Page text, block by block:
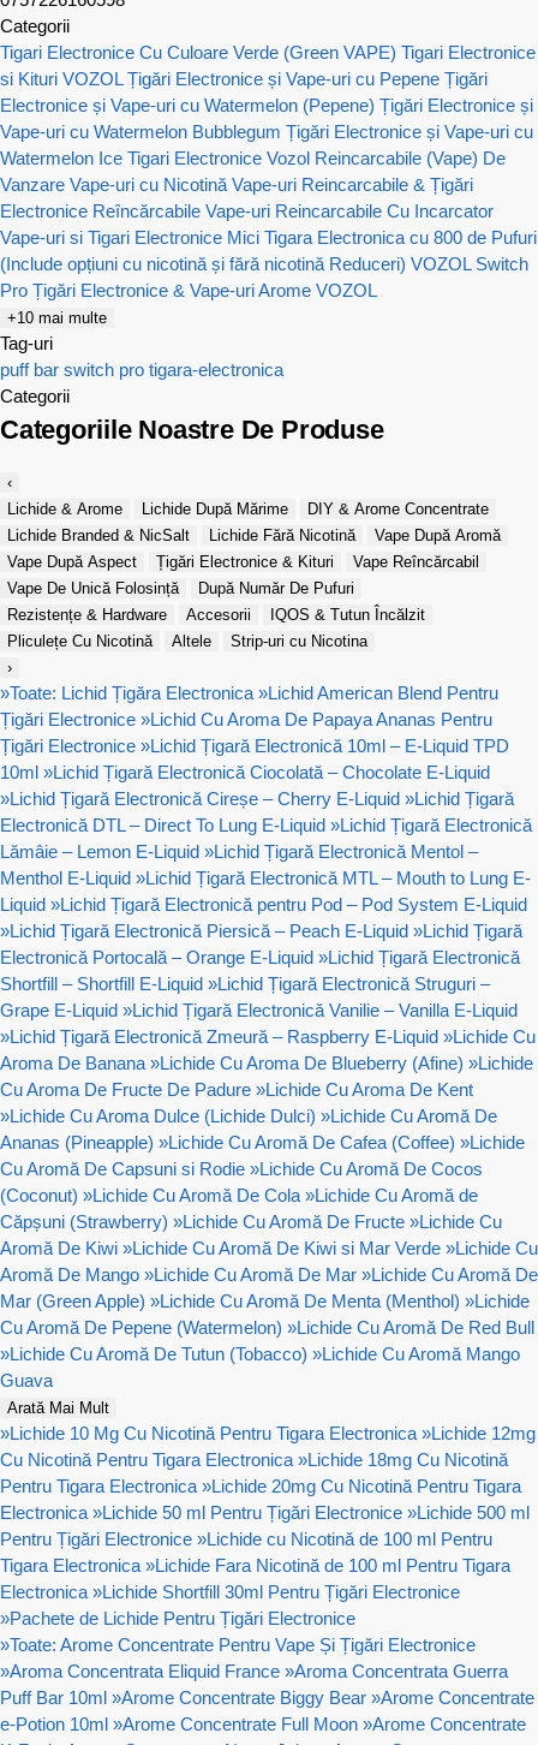
Categorii
Tigari Electronice Cu Culoare Verde (Green VAPE) Tigari Electronice
si Kituri VOZOL Țigări Electronice și Vape-uri cu Pepene Țigări
Electronice și Vape-uri cu Watermelon (Pepene) Țigări Electronice și
Vape-uri cu Watermelon Bubblegum Țigări Electronice și Vape-uri cu
Watermelon Ice Tigari Electronice Vozol Reincarcabile (Vape) De
Vanzare Vape-uri cu Nicotină Vape-uri Reincarcabile & Țigări
Electronice Reîncărcabile Vape-uri Reincarcabile Cu Incarcator
Vape-uri si Tigari Electronice Mici Tigara Electronica cu 800 de Pufuri
(Include opțiuni cu nicotină și fără nicotină Reduceri) VOZOL Switch
Pro Țigări Electronice & Vape-uriArome VOZOL
+10 mai multe
Tag-uri
puff bar switch pro tigara-electronica
Categorii
Categoriile Noastre De Produse
‹
Lichide & Arome
Lichide După Mărime
DIY & Arome Concentrate
Lichide Branded & NicSalt
Lichide Fără Nicotină
Vape După Aromă
Vape După Aspect
Țigări Electronice & Kituri
Vape Reîncărcabil
Vape De Unică Folosință
După Număr De Pufuri
Rezistențe & Hardware
Accesorii
IQOS & Tutun Încălzit
Pliculețe Cu Nicotină
Altele
Strip-uri cu Nicotina
›
»Toate: Lichid Țigăra Electronica »Lichid American Blend Pentru
Țigări Electronice »Lichid Cu Aroma De Papaya Ananas Pentru
Țigări Electronice »Lichid Țigară Electronică 10ml – E-Liquid TPD
10ml »Lichid Țigară Electronică Ciocolată – Chocolate E-Liquid
»Lichid Țigară Electronică Cireșe – Cherry E-Liquid »Lichid Țigară
Electronică DTL – Direct To Lung E-Liquid »Lichid Țigară Electronică
Lămâie – Lemon E-Liquid »Lichid Țigară Electronică Mentol –
Menthol E-Liquid »Lichid Țigară Electronică MTL – Mouth to Lung E-
Liquid »Lichid Țigară Electronică pentru Pod – Pod System E-Liquid
»Lichid Țigară Electronică Piersică – Peach E-Liquid »Lichid Țigară
Electronică Portocală – Orange E-Liquid »Lichid Țigară Electronică
Shortfill – Shortfill E-Liquid »Lichid Țigară Electronică Struguri –
Grape E-Liquid »Lichid Țigară Electronică Vanilie – Vanilla E-Liquid
»Lichid Țigară Electronică Zmeură – Raspberry E-Liquid »Lichide Cu
Aroma De Banana »Lichide Cu Aroma De Blueberry (Afine) »Lichide
Cu Aroma De Fructe De Padure »Lichide Cu Aroma De Kent
»Lichide Cu Aroma Dulce (Lichide Dulci) »Lichide Cu Aromă De
Ananas (Pineapple) »Lichide Cu Aromă De Cafea (Coffee) »Lichide
Cu Aromă De Capsuni si Rodie »Lichide Cu Aromă De Cocos
(Coconut) »Lichide Cu Aromă De Cola »Lichide Cu Aromă de
Căpșuni (Strawberry) »Lichide Cu Aromă De Fructe »Lichide Cu
Aromă De Kiwi »Lichide Cu Aromă De Kiwi si Mar Verde »Lichide Cu
Aromă De Mango »Lichide Cu Aromă De Mar »Lichide Cu Aromă De
Mar (Green Apple) »Lichide Cu Aromă De Menta (Menthol) »Lichide
Cu Aromă De Pepene (Watermelon) »Lichide Cu Aromă De Red Bull
»Lichide Cu Aromă De Tutun (Tobacco) »Lichide Cu Aromă Mango
Guava
Arată Mai Mult
»Lichide 10 Mg Cu Nicotină Pentru Tigara Electronica »Lichide 12mg
Cu Nicotină Pentru Tigara Electronica »Lichide 18mg Cu Nicotină
Pentru Tigara Electronica »Lichide 20mg Cu Nicotină Pentru Tigara
Electronica »Lichide 50 ml Pentru Țigări Electronice »Lichide 500 ml
Pentru Țigări Electronice »Lichide cu Nicotină de 100 ml Pentru
Tigara Electronica »Lichide Fara Nicotină de 100 ml Pentru Tigara
Electronica »Lichide Shortfill 30ml Pentru Țigări Electronice
»Pachete de Lichide Pentru Țigări Electronice
»Toate: Arome Concentrate Pentru Vape Și Țigări Electronice
»Aroma Concentrata Eliquid France »Aroma Concentrata Guerra
Puff Bar 10ml »Arome Concentrate Biggy Bear »Arome Concentrate
e-Potion 10ml »Arome Concentrate Full Moon »Arome Concentrate